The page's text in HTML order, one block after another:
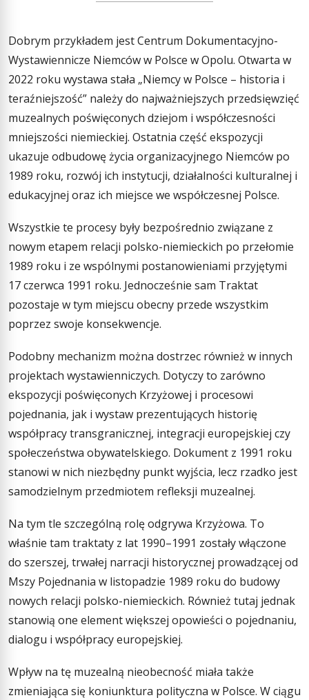
Dobrym przykładem jest Centrum Dokumentacyjno-
Wystawiennicze Niemców w Polsce w Opolu. Otwarta w
2022 roku wystawa stała „Niemcy w Polsce – historia i
teraźniejszość” należy do najważniejszych przedsięwzięć
muzealnych poświęconych dziejom i współczesności
mniejszości niemieckiej. Ostatnia część ekspozycji
ukazuje odbudowę życia organizacyjnego Niemców po
1989 roku, rozwój ich instytucji, działalności kulturalnej i
edukacyjnej oraz ich miejsce we współczesnej Polsce.
Wszystkie te procesy były bezpośrednio związane z
nowym etapem relacji polsko-niemieckich po przełomie
1989 roku i ze wspólnymi postanowieniami przyjętymi
17 czerwca 1991 roku. Jednocześnie sam Traktat
pozostaje w tym miejscu obecny przede wszystkim
poprzez swoje konsekwencje.
Podobny mechanizm można dostrzec również w innych
projektach wystawienniczych. Dotyczy to zarówno
ekspozycji poświęconych Krzyżowej i procesowi
pojednania, jak i wystaw prezentujących historię
współpracy transgranicznej, integracji europejskiej czy
społeczeństwa obywatelskiego. Dokument z 1991 roku
stanowi w nich niezbędny punkt wyjścia, lecz rzadko jest
samodzielnym przedmiotem refleksji muzealnej.
Na tym tle szczególną rolę odgrywa Krzyżowa. To
właśnie tam traktaty z lat 1990–1991 zostały włączone
do szerszej, trwałej narracji historycznej prowadzącej od
Mszy Pojednania w listopadzie 1989 roku do budowy
nowych relacji polsko-niemieckich. Również tutaj jednak
stanowią one element większej opowieści o pojednaniu,
dialogu i współpracy europejskiej.
Wpływ na tę muzealną nieobecność miała także
zmieniająca się koniunktura polityczna w Polsce. W ciągu